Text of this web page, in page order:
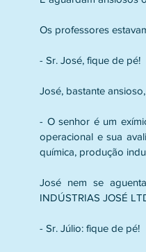
Os professores
- Sr. José, fique de pé!
José, bastante
- O senhor é um
operacional e sua
química, produção
José nem se
INDÚSTRIAS JOSÉ
- Sr. Júlio: fique de pé!